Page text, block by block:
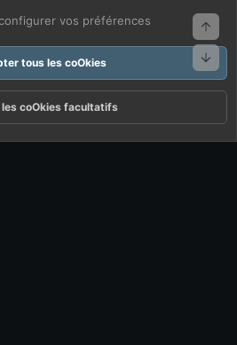
vos préférences
tous les coOkies
les coOkies facultatifs